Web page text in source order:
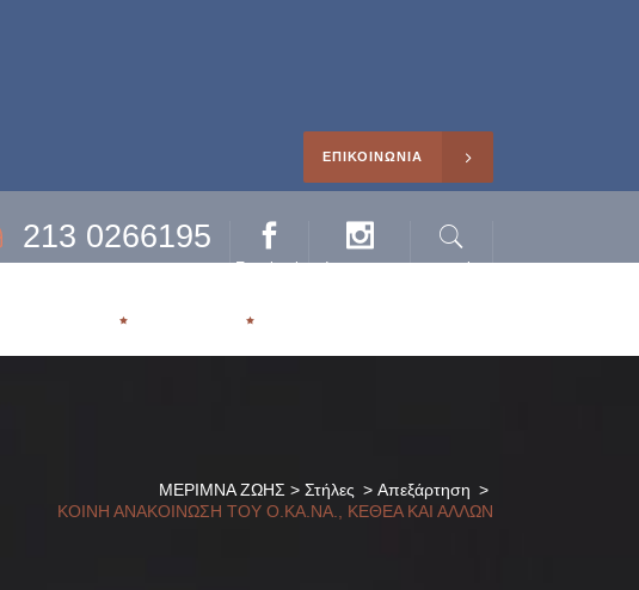
213 0266195
Facebook Instagram Search
ΕΠΙΚΟΙΝΩΝΙΑ
ΜΕΡΙΜΝΑ ΖΩΗΣ > Στήλες > Απεξάρτηση >
ΚΟΙΝΗ ΑΝΑΚΟΙΝΩΣΗ ΤΟΥ Ο.ΚΑ.ΝΑ., ΚΕΘΕΑ ΚΑΙ ΑΛΛΩΝ